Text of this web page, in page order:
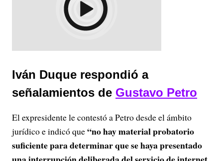
Iván Duque respondió a
señalamientos de Gustavo Petro
El expresidente le contestó a Petro desde el ámbito
jurídico e indicó que“no hay material probatorio
suficiente para determinar que se haya presentado